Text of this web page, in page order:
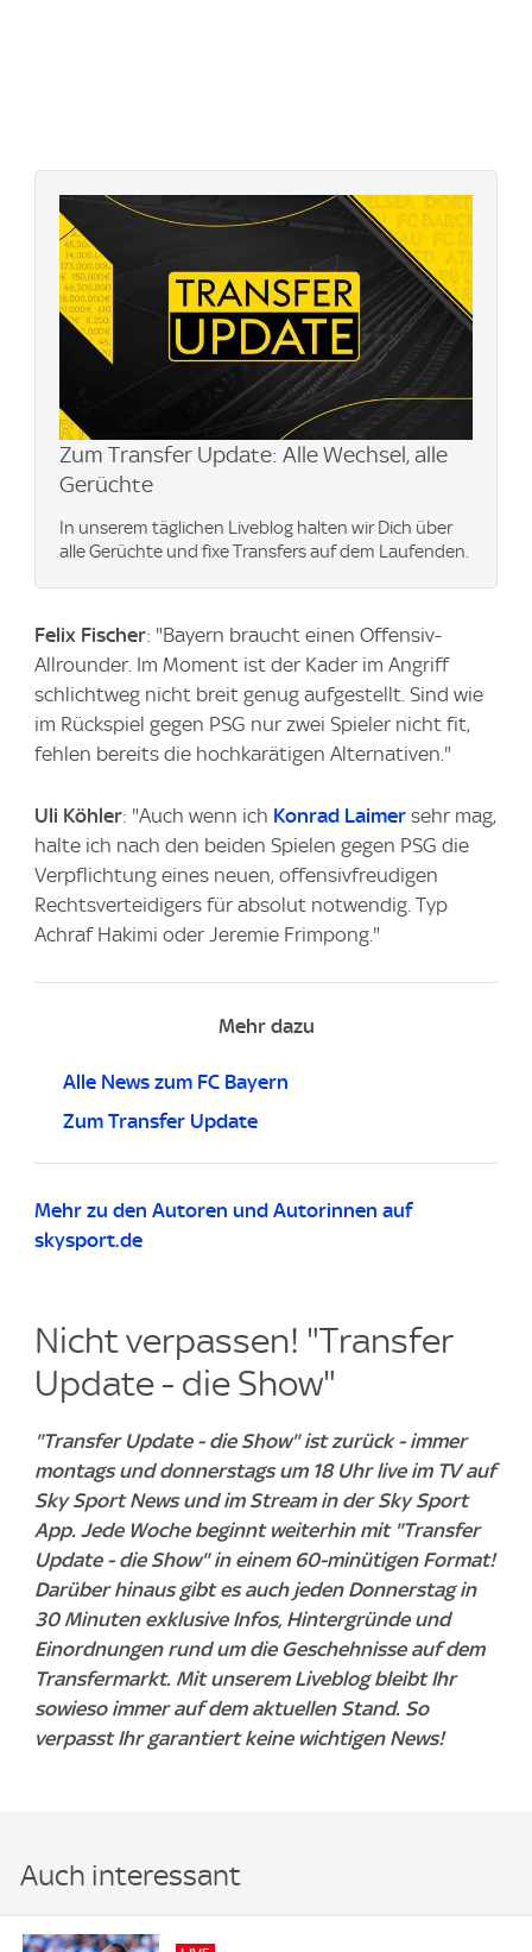
Zum Transfer Update: Alle Wechsel, alle
Gerüchte
In unserem täglichen Liveblog halten wir Dich über
alle Gerüchte und fixe Transfers auf dem Laufenden.
Felix Fischer: "Bayern braucht einen Offensiv-
Allrounder. Im Moment ist der Kader im Angriff
schlichtweg nicht breit genug aufgestellt. Sind wie
im Rückspiel gegen PSG nur zwei Spieler nicht fit,
fehlen bereits die hochkarätigen Alternativen."
Uli Köhler: "Auch wenn ich Konrad Laimer sehr mag,
halte ich nach den beiden Spielen gegen PSG die
Verpflichtung eines neuen, offensivfreudigen
Rechtsverteidigers für absolut notwendig. Typ
Achraf Hakimi oder Jeremie Frimpong."
Mehr dazu
Alle News zum FC Bayern
Zum Transfer Update
Mehr zu den Autoren und Autorinnen auf
skysport.de
Nicht verpassen! "Transfer
Update - die Show"
"Transfer Update - die Show" ist zurück - immer
montags und donnerstags um 18 Uhr live im TV auf
Sky Sport News und im Stream in der Sky Sport
App. Jede Woche beginnt weiterhin mit "Transfer
Update - die Show" in einem 60-minütigen Format!
Darüber hinaus gibt es auch jeden Donnerstag in
30 Minuten exklusive Infos, Hintergründe und
Einordnungen rund um die Geschehnisse auf dem
Transfermarkt. Mit unserem Liveblog bleibt Ihr
sowieso immer auf dem aktuellen Stand. So
verpasst Ihr garantiert keine wichtigen News!
Auch interessant